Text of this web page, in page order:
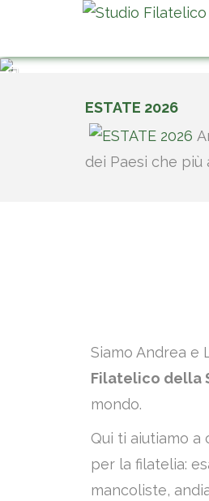
Ci
ESTATE 2026
dei Paesi che
Siamo Andrea e
Filatelico della
mondo.
Qui ti aiutiamo a
per la filatelia:
mancoliste,